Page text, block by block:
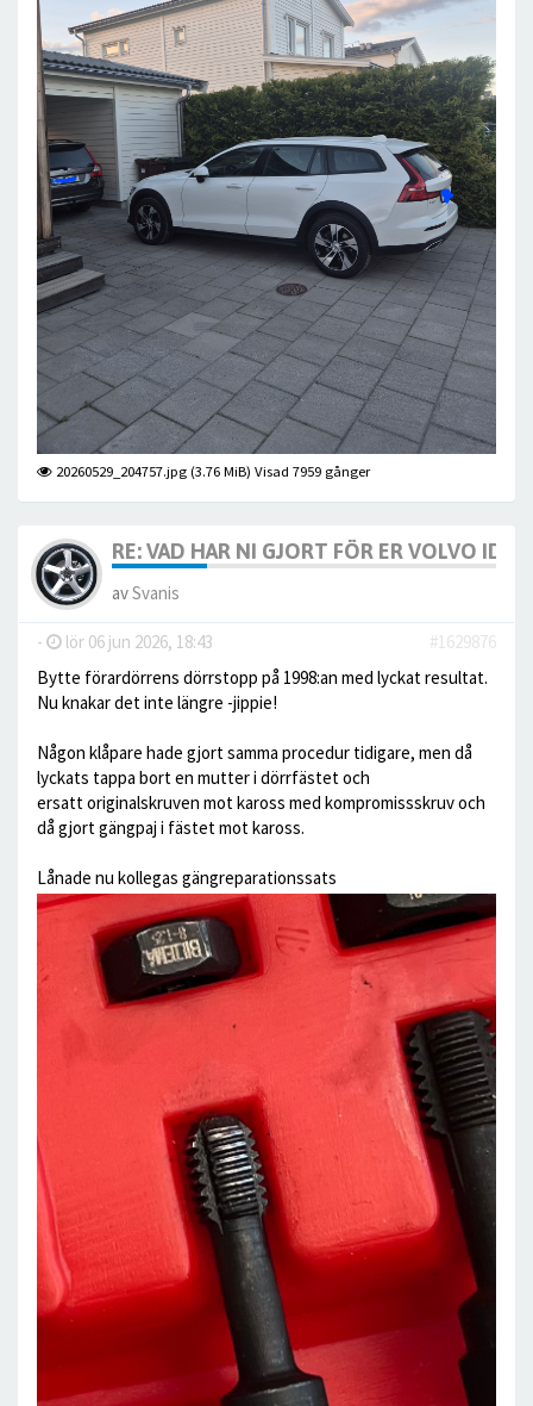
20260529_204757.jpg (3.76 MiB) Visad 7959 gånger
RE: VAD HAR NI GJORT FÖR ER VOLVO
avSvanis
- lör 06 jun 2026, 18:43
#1629876
Bytte förardörrens dörrstopp på 1998:an med lyckat resultat.
Nu knakar det inte längre -jippie!
Någon klåpare hade gjort samma procedur tidigare, men då
lyckats tappa bort en mutter i dörrfästet och
ersatt originalskruven mot kaross med kompromissskruv och
då gjort gängpaj i fästet mot kaross.
Lånade nu kollegas gängreparationssats